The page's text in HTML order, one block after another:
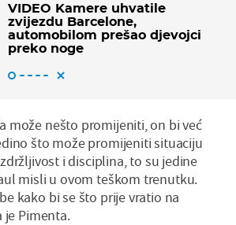
VIDEO Kamere uhvatile
zvijezdu Barcelone,
automobilom prešao djevojci
preko noge
može nešto promijeniti, on bi već
što može promijeniti situaciju
i disciplina, to su jedine
misli u ovom teškom trenutku.
kako bi se što prije vratio na
je Pimenta.